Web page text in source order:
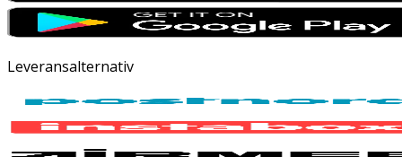
Leveransalternativ